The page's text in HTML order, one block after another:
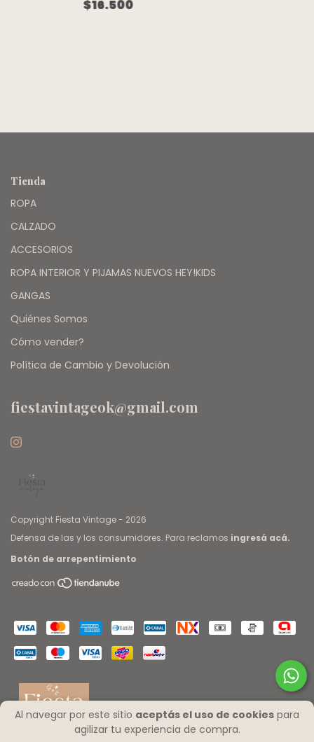
Al navegar por este sitio aceptás el uso de cookies para
agilizar tu experiencia de compra.
$16.500
Tienda
ROPA
CALZADO
ACCESORIOS
ROPA INTERIOR Y PIJAMAS NUEVOS HEY!KIDS
GANGAS
Quiénes Somos
Cómo vender?
Política de Cambio y Devolución
fiestavintageok@gmail.com
Copyright Fiesta Vintage - 2026
Defensa de las y los consumidores. Para reclamos ingresá acá.
Botón de arrepentimiento